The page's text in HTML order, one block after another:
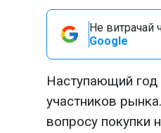
Не витрачай
Google
Наступающий год
участников
вопросу покупки